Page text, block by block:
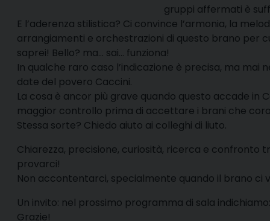
gruppi affermati è
E l’aderenza stilistica? Ci convince l’armonia, la
arrangiamenti e orchestrazioni di questo brano per
saprei! Bello? ma… sai… funziona!
In qualche raro caso l’indicazione è precisa, ma
date del povero Caccini.
La cosa è ancor più grave quando questo accade in
maggior controllo prima di accettare i brani che
Stessa sorte? Chiedo aiuto ai colleghi di liuto.
Chiarezza, precisione, curiosità, ricerca e confronto
provarci!
Non accontentarci, specialmente quando il brano
Un invito: nel prossimo programma di sala
Grazie!